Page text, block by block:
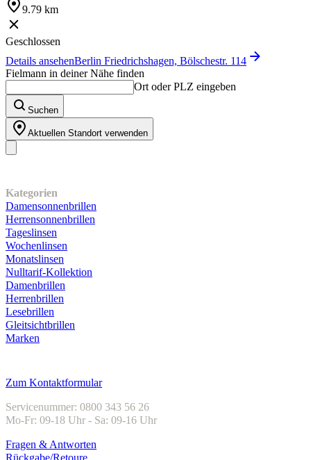
9.79 km
Geschlossen
Details ansehenBerlin Friedrichshagen, Bölschestr. 114
Fielmann in deiner Nähe finden
Ort oder PLZ eingeben
Suchen
Aktuellen Standort verwenden
Kategorien
Damensonnenbrillen
Herrensonnenbrillen
Tageslinsen
Wochenlinsen
Monatslinsen
Nulltarif-Kollektion
Damenbrillen
Herrenbrillen
Lesebrillen
Gleitsichtbrillen
Marken
Zum Kontaktformular
Servicenummer: 0800 343 56 26
Mo-Fr: 09-18 Uhr - Sa: 09-16 Uhr
Fragen & Antworten
Rückgabe/Retoure